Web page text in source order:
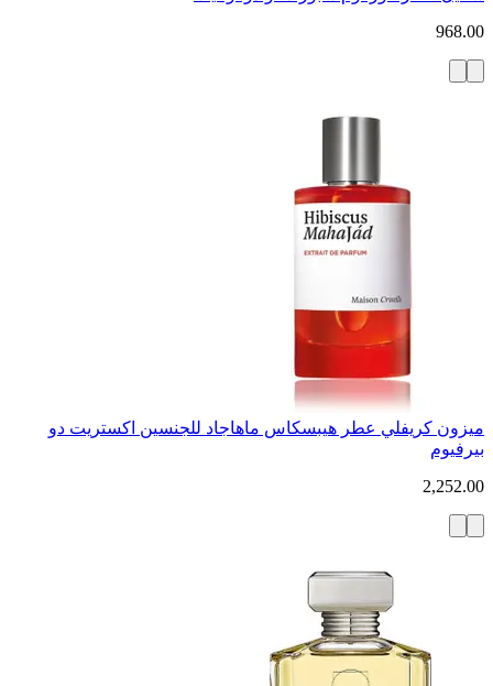
968.00
ميزون كريفلي عطر هيبسكاس ماهاجاد للجنسين اكستريت دو
بيرفيوم
2,252.00